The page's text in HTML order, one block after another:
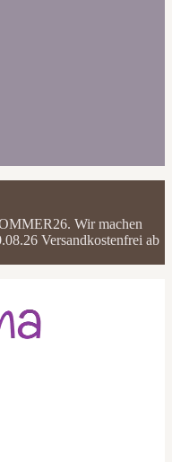
Wir machen
Versandkostenfrei ab